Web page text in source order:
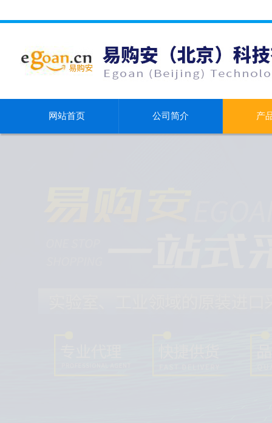
网站首页 公司简介 产